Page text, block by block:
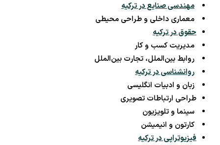
مهندسی صنایع در ترکیه
معماری داخلی و طراحی محیطی
حقوق در ترکیه
مدیریت کسب و کار
روابط بین‌الملل، تجارت بین‌الملل
روانشناسی در ترکیه
زبان و ادبیات انگلیسی
طراحی ارتباطات تصویری
سینما و تلویزیون
کارتون و انیمیشن
فیزیوتراپی در ترکیه